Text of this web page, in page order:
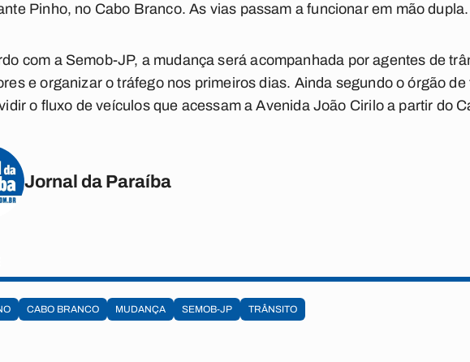
Pinho, no Cabo Branco. As vias passam a funcionar em mão dupla.
com a Semob-JP, a mudança será acompanhada por agentes de
e organizar o tráfego nos primeiros dias. Ainda segundo o órgão
o fluxo de veículos que acessam a Avenida João Cirilo a partir do
Jornal da Paraíba
CABO BRANCO MUDANÇA SEMOB-JP TRÂNSITO